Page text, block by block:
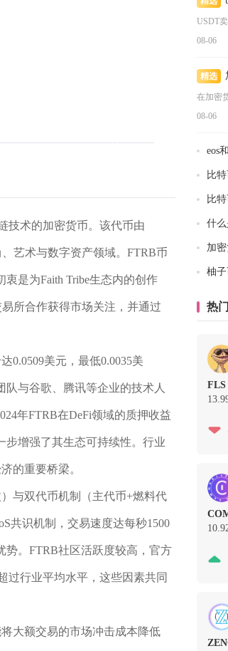
技术的加密货币。该代币由
艺术与数字资产领域。FTRB币
是为Faith Tribe生态内的创作
所合作获得市场关注，并通过
0.0509美元，最低0.0035美
与谷歌、腾讯等企业的技术人
年FTRB在DeFi领域的质押收益
步增强了其生态可持续性。行业
的重要桥梁。
与双代币机制（主代币+燃料代
共识机制，交易速度达每秒1500
势。FTRB社区活跃度较高，官方
过行业平均水平，这些因素共同
大额交易的市场冲击成本降低
08-06
精选
08-06
eos
比
比
什
加
柚
热
FLS